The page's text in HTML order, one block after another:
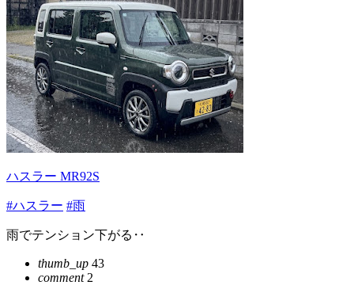
ハスラー MR92S
#ハスラー #雨
雨でテンション下がる‥
thumb_up 43
comment2